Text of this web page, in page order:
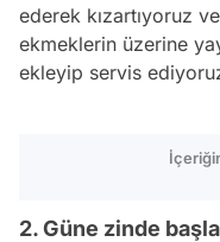
ederek kızartıyoruz
ekmeklerin üzerine
ekleyip servis
2. Güne zinde